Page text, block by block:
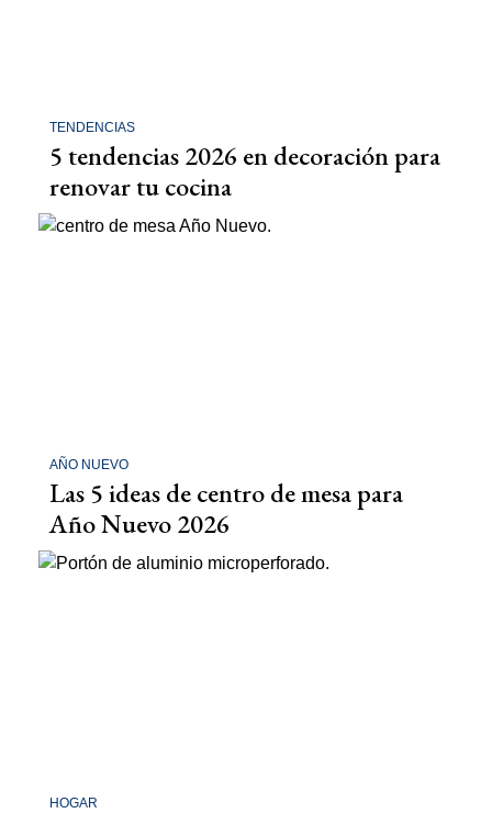
TENDENCIAS
5 tendencias 2026 en decoración para
renovar tu cocina
AÑO NUEVO
Las 5 ideas de centro de mesa para
Año Nuevo 2026
HOGAR